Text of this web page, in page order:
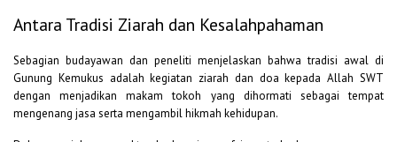
Antara Tradisi Ziarah dan Kesalahpahaman
Sebagian budayawan dan peneliti menjelaskan bahwa tradisi awal di
Gunung Kemukus adalah kegiatan ziarah dan doa kepada Allah SWT
dengan menjadikan makam tokoh yang dihormati sebagai tempat
mengenang jasa serta mengambil hikmah kehidupan.